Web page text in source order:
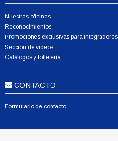
Nuestras oficinas
Reconocimientos
Promociones exclusivas para integradores
Sección de videos
Catálogos y folletería
CONTACTO
Formulario de contacto